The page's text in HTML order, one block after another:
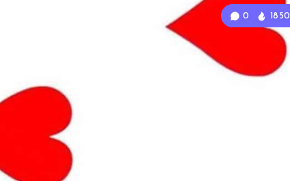
0 1850